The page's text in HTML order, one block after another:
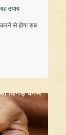
उपाय
से होगा सब